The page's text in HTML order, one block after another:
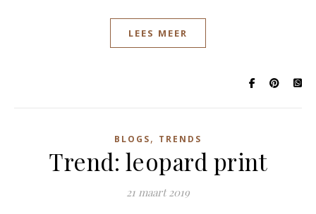
LEES MEER
BLOGS, TRENDS
Trend: leopard print
21 maart 2019